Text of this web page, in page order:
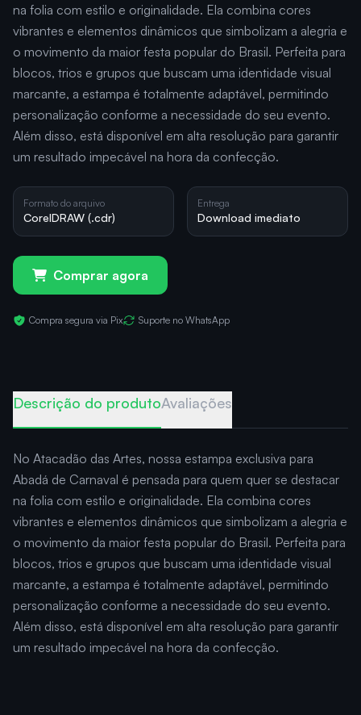
na folia com estilo e originalidade. Ela combina cores
vibrantes e elementos dinâmicos que simbolizam a alegria e
o movimento da maior festa popular do Brasil. Perfeita para
blocos, trios e grupos que buscam uma identidade visual
marcante, a estampa é totalmente adaptável, permitindo
personalização conforme a necessidade do seu evento.
Além disso, está disponível em alta resolução para garantir
um resultado impecável na hora da confecção.
Formato do arquivo
CorelDRAW (.cdr)
Entrega
Download imediato
Comprar agora
Compra segura via Pix Suporte no WhatsApp
Descrição do produtoAvaliações
No Atacadão das Artes, nossa estampa exclusiva para
Abadá de Carnaval é pensada para quem quer se destacar
na folia com estilo e originalidade. Ela combina cores
vibrantes e elementos dinâmicos que simbolizam a alegria e
o movimento da maior festa popular do Brasil. Perfeita para
blocos, trios e grupos que buscam uma identidade visual
marcante, a estampa é totalmente adaptável, permitindo
personalização conforme a necessidade do seu evento.
Além disso, está disponível em alta resolução para garantir
um resultado impecável na hora da confecção.